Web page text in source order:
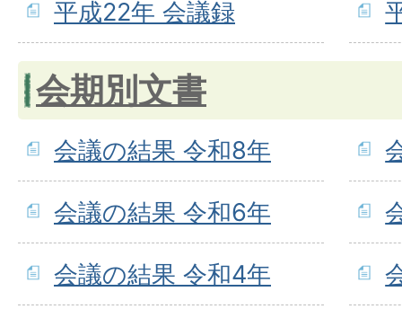
平成22年 会議録
会期別文書
会議の結果 令和8年
会議の結果 令和6年
会議の結果 令和4年